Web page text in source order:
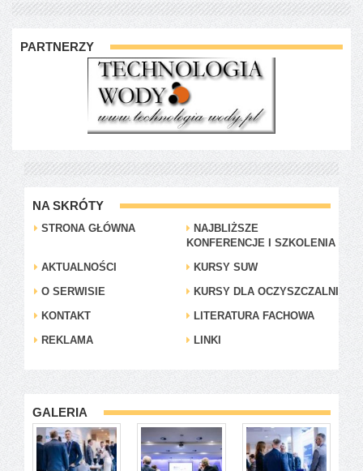
PARTNERZY
NA SKRÓTY
STRONA GŁÓWNA
NAJBLIŻSZE
KONFERENCJE I SZKOLENIA
AKTUALNOŚCI
KURSY SUW
O SERWISIE
KURSY DLA OCZYSZCZALNI
KONTAKT
LITERATURA FACHOWA
REKLAMA
LINKI
GALERIA